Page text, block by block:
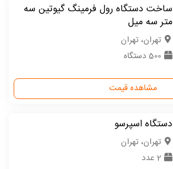
ساخت دستگاه رول فرمینگ گیوتین سه
متر سه میل
تهران، تهران
500 دستگاه
مشاهده قیمت
دستگاه اسپرسو
تهران، تهران
2 عدد